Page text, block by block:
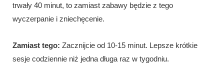
trwały 40 minut, to zamiast zabawy będzie z tego
wyczerpanie i zniechęcenie.
Zamiast tego: Zacznijcie od 10-15 minut. Lepsze krótkie
sesje codziennie niż jedna długa raz w tygodniu.